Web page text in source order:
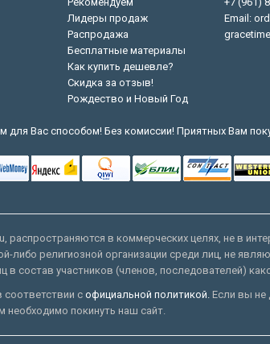
Лидеры продаж
Распродажа
Бесплатные материалы
Как купить дешевле?
Скидка за отзыв!
Рождество и Новый Год
Email:
Вас способом! Без комиссии! Приятных Вам
в коммерческих целях, не в
либо религиозной организации среди лиц, не
в состав участников (членов, последователей)
с официальной политикой.Если вы не
необходимо покинуть наш сайт.